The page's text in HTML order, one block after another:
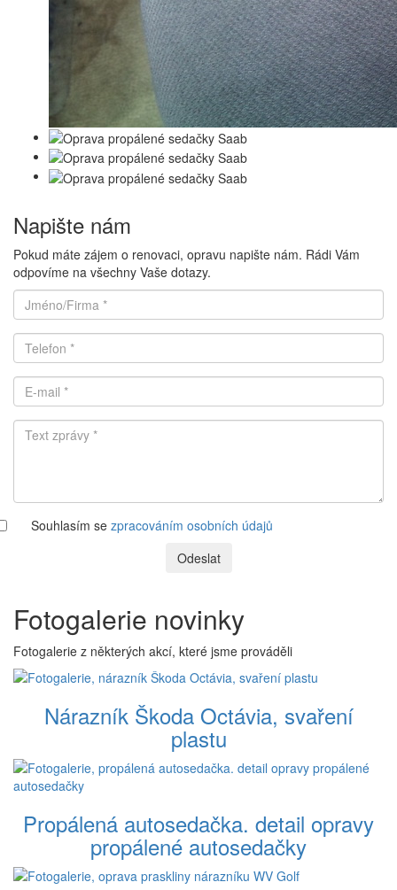
Napište nám
Pokud máte zájem o renovaci, opravu napište nám. Rádi Vám
odpovíme na všechny Vaše dotazy.
Souhlasím se zpracováním osobních údajů
Odeslat
Fotogalerie novinky
Fotogalerie z některých akcí, které jsme prováděli
Nárazník Škoda Octávia, svaření
plastu
Propálená autosedačka. detail opravy
propálené autosedačky